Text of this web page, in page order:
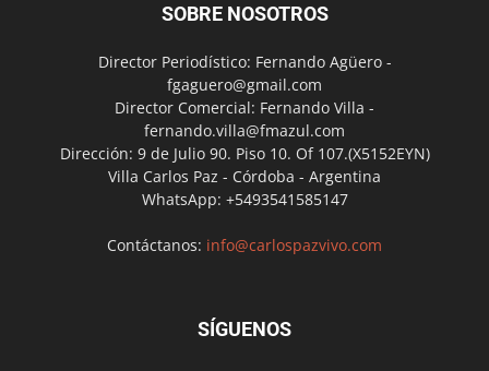
SOBRE NOSOTROS
Director Periodístico: Fernando Agüero -
fgaguero@gmail.com
Director Comercial: Fernando Villa -
fernando.villa@fmazul.com
Dirección: 9 de Julio 90. Piso 10. Of 107.(X5152EYN)
Villa Carlos Paz - Córdoba - Argentina
WhatsApp: +5493541585147
Contáctanos: info@carlospazvivo.com
SÍGUENOS